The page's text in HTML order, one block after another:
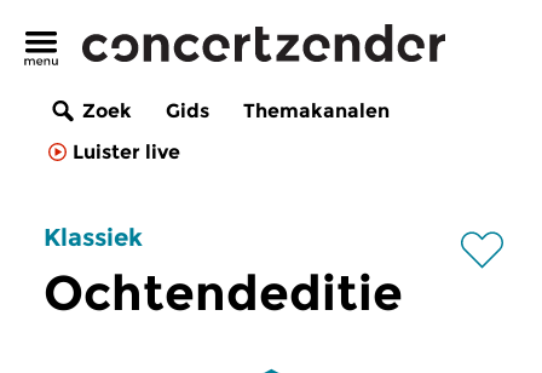
Zoek Gids
Themakanalen
Luister live
Klassiek
Ochtendeditie